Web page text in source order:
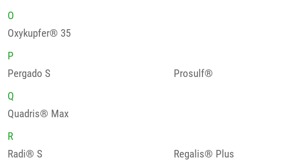
O
Oxykupfer® 35
P
Pergado S
Prosulf®
Q
Quadris® Max
R
Radi® S
Regalis® Plus